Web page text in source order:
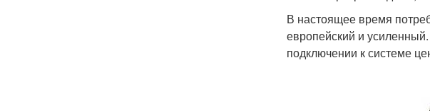
В настоящее время
европейский и
подключении к системе